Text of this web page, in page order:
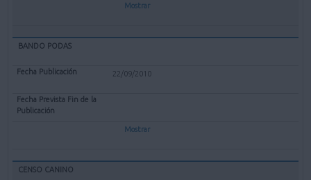
Mostrar
BANDO PODAS
22/09/2010
Mostrar
CENSO CANINO